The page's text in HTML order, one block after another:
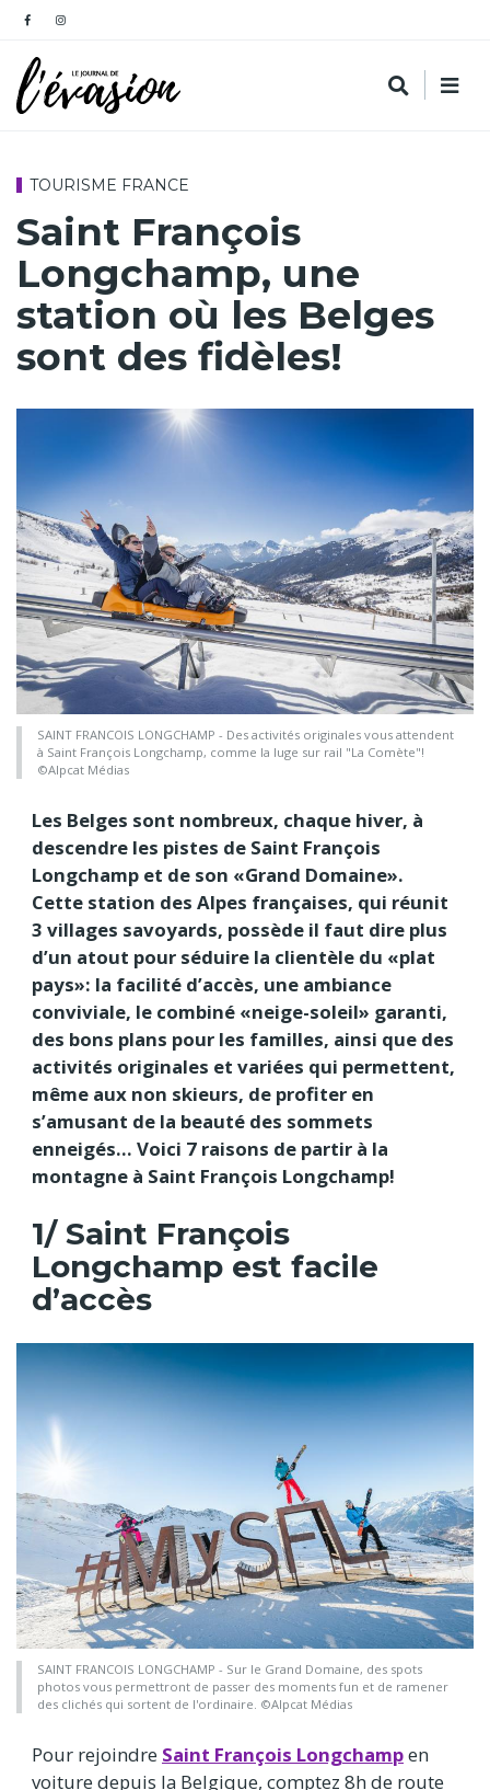
TOURISME FRANCE
Saint François
Longchamp, une
station où les Belges
sont des fidèles!
SAINT FRANCOIS LONGCHAMP - Des activités originales vous attendent
à Saint François Longchamp, comme la luge sur rail "La Comète"!
©Alpcat Médias
Les Belges sont nombreux, chaque hiver, à
descendre les pistes de Saint François
Longchamp et de son «Grand Domaine».
Cette station des Alpes françaises, qui réunit
3 villages savoyards, possède il faut dire plus
d’un atout pour séduire la clientèle du «plat
pays»: la facilité d’accès, une ambiance
conviviale, le combiné «neige-soleil» garanti,
des bons plans pour les familles, ainsi que des
activités originales et variées qui permettent,
même aux non skieurs, de profiter en
s’amusant de la beauté des sommets
enneigés… Voici 7 raisons de partir à la
montagne à Saint François Longchamp!
1/ Saint François
Longchamp est facile
d’accès
SAINT FRANCOIS LONGCHAMP - Sur le Grand Domaine, des spots
photos vous permettront de passer des moments fun et de ramener
des clichés qui sortent de l'ordinaire. ©Alpcat Médias
Pour rejoindre Saint François Longchampen
voiture depuis la Belgique, comptez 8h de route